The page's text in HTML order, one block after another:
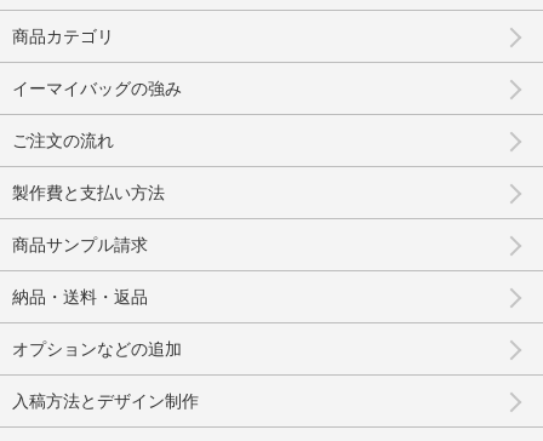
商品カテゴリ
イーマイバッグの強み
ご注文の流れ
製作費と支払い方法
商品サンプル請求
納品・送料・返品
オプションなどの追加
入稿方法とデザイン制作